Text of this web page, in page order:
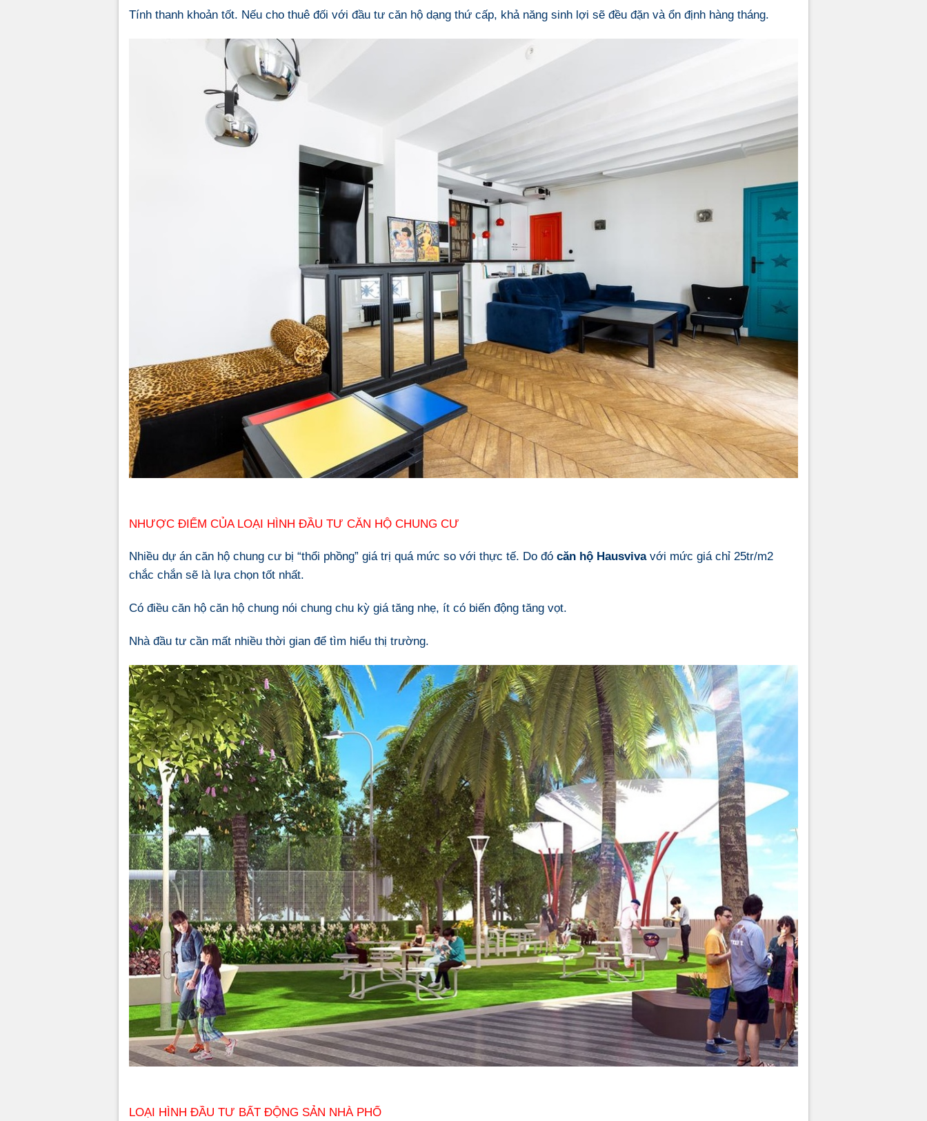
Tính thanh khoản tốt. Nếu cho thuê đối với đầu tư căn hộ dạng thứ cấp, khả năng sinh lợi sẽ đều đặn và ổn định hàng tháng.
NHƯỢC ĐIỂM CỦA LOẠI HÌNH ĐẦU TƯ CĂN HỘ CHUNG CƯ
Nhiều dự án căn hộ chung cư bị “thổi phồng” giá trị quá mức so với thực tế. Do đó căn hộ Hausvivavới mức giá chỉ 25tr/m2
chắc chắn sẽ là lựa chọn tốt nhất.
Có điều căn hộ căn hộ chung nói chung chu kỳ giá tăng nhẹ, ít có biến động tăng vọt.
Nhà đầu tư cần mất nhiều thời gian để tìm hiểu thị trường.
LOẠI HÌNH ĐẦU TƯ BẤT ĐỘNG SẢN NHÀ PHỐ